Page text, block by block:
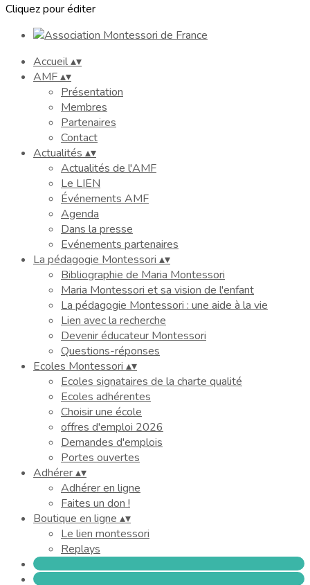
Cliquez pour éditer
Accueil▴▾
AMF▴▾
Présentation
Membres
Partenaires
Contact
Actualités ▴▾
Actualités de l'AMF
Le LIEN
Événements AMF
Agenda
Dans la presse
Evénements partenaires
La pédagogie Montessori ▴▾
Bibliographie de Maria Montessori
Maria Montessori et sa vision de l'enfant
La pédagogie Montessori : une aide à la vie
Lien avec la recherche
Devenir éducateur Montessori
Questions-réponses
Ecoles Montessori ▴▾
Ecoles signataires de la charte qualité
Ecoles adhérentes
Choisir une école
offres d'emploi 2026
Demandes d'emplois
Portes ouvertes
Adhérer▴▾
Adhérer en ligne
Faites un don !
Boutique en ligne ▴▾
Le lien montessori
Replays